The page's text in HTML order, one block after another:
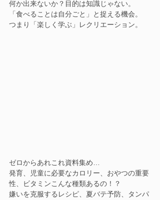
何か出来ないか？目的は知識じゃない。
「食べることは自分ごと」と捉える機会。
つまり「楽しく学ぶ」レクリエーション。
ゼロからあれこれ資料集め…
発育、児童に必要なカロリー、おやつの重要
性、ビタミンこんな種類あるの！？
嫌いを克服するレシピ、夏バテ予防、タンパ